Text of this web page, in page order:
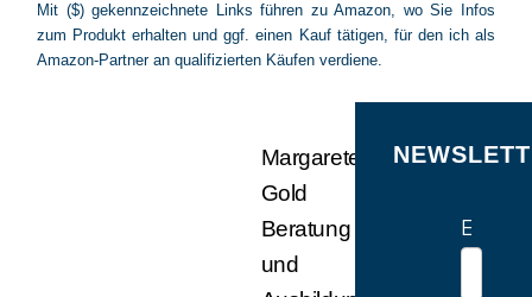
Mit ($) gekennzeichnete Links führen zu Amazon, wo Sie Infos
zum Produkt erhalten und ggf. einen Kauf tätigen, für den ich als
Amazon-Partner an qualifizierten Käufen verdiene.
Margarete
Gold
Beratung
und